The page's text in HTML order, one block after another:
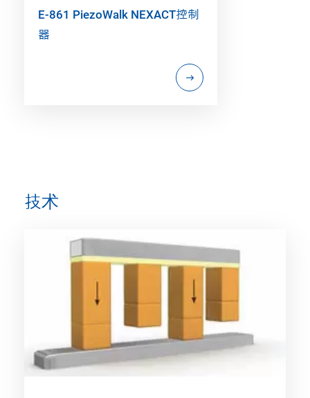
E-861 PiezoWalk NEXACT控制
器
技术